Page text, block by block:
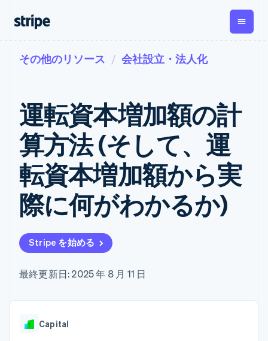
支払い
オンライン決
済
Managed
Payments
マーチャント
オブレコード
ソリューショ
ン
Payment links
コーディング
不要の決済ペ
ージ
Checkout
UI
Elements
ポーネント
決済手段
済手段を利用
対面支払い
収益
経常収益
Metronome
従量課金
サブスクリ
プション
サブスクリ
プションの
管理
Invoicing
1 回限りまた
は継続
消費税と
VAT の自動
Recognition
自動化
資金管
Global
Payouts
への入
金
イス
プラッ
フォー
決済の
企業規模別
ユースケース別
エージェンティックコマ
ース
E コマース / ECサイト
埋込型金融
請求・財務関連
アプリ内決済
マーケットプレイス
資金管理
SaaS
ドキュメント
ライブラリと SDK
Stripe Apps
ガイド
オンライン決済を受け付
け
構築済みの決済を実装
マーケットプレイスを構
築する
サブスクリプションを管
従量課金請求を提供
のカードを発行
学ぶ
ガイド
サポート
サポートに問い合わせる
管理サポートプラン
プロフェッショナルサー
ビス
その他のリソース 会社設立・法人化
運転資本増加額の計
算方法 (そして、運
転資本増加額から実
際に何がわかるか)
Stripe を始める
最終更新日: 2025 年 8 月 11 日
Capital